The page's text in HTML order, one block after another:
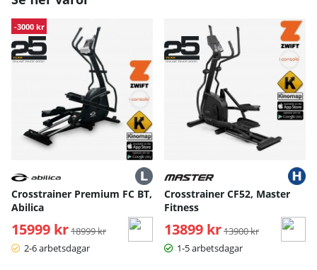
-3000 kr
Crosstrainer Premium FC BT,
Abilica
15999 kr Ordinarie pris:
18999 kr
2-6 arbetsdagar
Crosstrainer CF52, Master
Fitness
13899 kr Ordinarie pris:
13900 kr
1-5 arbetsdagar